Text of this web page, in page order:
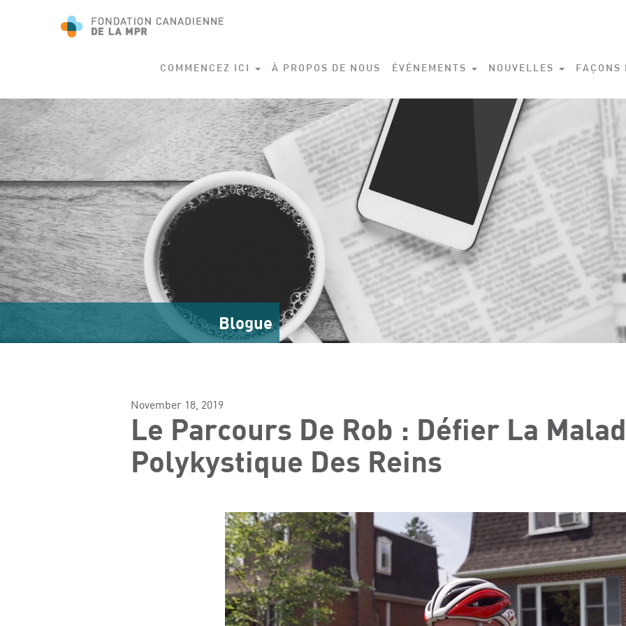
COMMENCEZ ICI À PROPOS DE NOUS ÉVÉNEMENTS NOUVELLES FAÇONS
Blogue
November 18, 2019
Le Parcours De Rob : Défier La
Polykystique Des Reins